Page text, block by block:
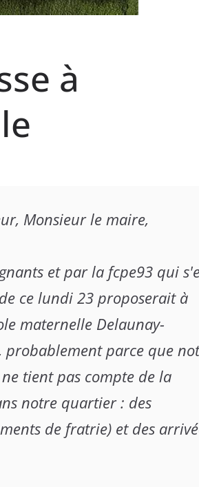
à
Monsieur le maire,
et par la fcpe93 qui
ce lundi 23 proposerait à
maternelle Delaunay-
probablement parce que
tient pas compte de la
notre quartier : des
de fratrie) et des